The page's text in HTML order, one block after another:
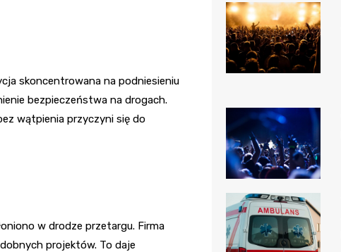
skoncentrowana na podniesieniu
bezpieczeństwa na drogach.
wątpienia przyczyni się do
w drodze przetargu. Firma
projektów. To daje